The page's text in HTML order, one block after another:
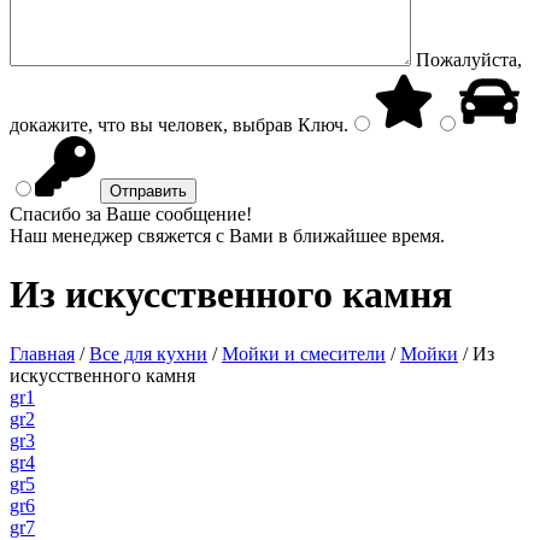
Пожалуйста,
докажите, что вы человек, выбрав Ключ.
Спасибо за Ваше сообщение!
Наш менеджер свяжется с Вами в ближайшее время.
Из искусственного камня
Главная /Все для кухни /Мойки и смесители /Мойки /Из
искусственного камня
gr1
gr2
gr3
gr4
gr5
gr6
gr7